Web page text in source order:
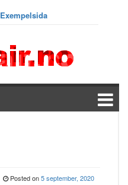
Exempelsida
Posted on5 september, 2020